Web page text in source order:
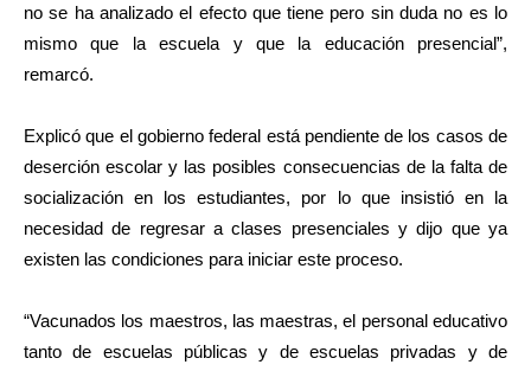
no se ha analizado el efecto que tiene pero sin duda no es lo
mismo que la escuela y que la educación presencial”,
remarcó.
Explicó que el gobierno federal está pendiente de los casos de
deserción escolar y las posibles consecuencias de la falta de
socialización en los estudiantes, por lo que insistió en la
necesidad de regresar a clases presenciales y dijo que ya
existen las condiciones para iniciar este proceso.
“Vacunados los maestros, las maestras, el personal educativo
tanto de escuelas públicas y de escuelas privadas y de